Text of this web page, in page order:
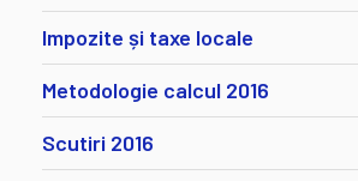
Impozite și taxe locale
Metodologie calcul 2016
Scutiri 2016